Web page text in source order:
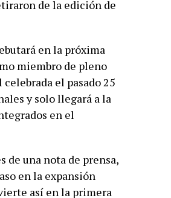
de la edición de
en la próxima
miembro de pleno
el pasado 25
y solo llegará a la
en el
de una nota de prensa,
en la expansión
así en la primera